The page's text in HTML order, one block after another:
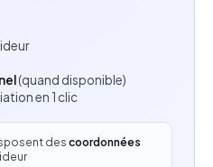
(quand disponible)
en 1 clic
des coordonnées